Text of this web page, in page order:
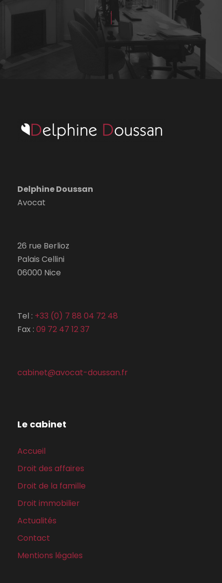
Delphine Doussan
Avocat
26 rue Berlioz
Palais Cellini
06000 Nice
Tel : +33 (0) 7 88 04 72 48
Fax : 09 72 47 12 37
cabinet@avocat-doussan.fr
Le cabinet
Accueil
Droit des affaires
Droit de la famille
Droit immobilier
Actualités
Contact
Mentions légales